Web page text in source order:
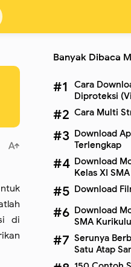
di
Banyak Dibaca
Cara
Diproteksi
Cara Multi
Download
Terlengkap
Download
Kelas XI
Download
Download
SMA
Serunya
Satu Atap